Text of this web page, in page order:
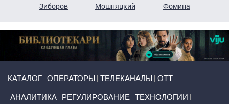
Зиборов
Мошняцкий
Фомина
КАТАЛОГ ОПЕРАТОРЫ ТЕЛЕКАНАЛЫ ОТТ
АНАЛИТИКА РЕГУЛИРОВАНИЕ ТЕХНОЛОГИИ